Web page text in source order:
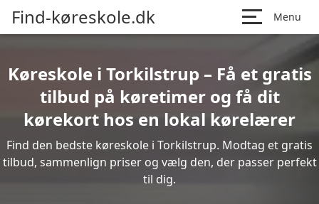
Find-køreskole.dk Menu
Køreskole i Torkilstrup – Få et gratis
tilbud på køretimer og få dit
kørekort hos en lokal kørelærer
Find den bedste køreskole i Torkilstrup. Modtag et gratis
tilbud, sammenlign priser og vælg den, der passer perfekt
til dig.